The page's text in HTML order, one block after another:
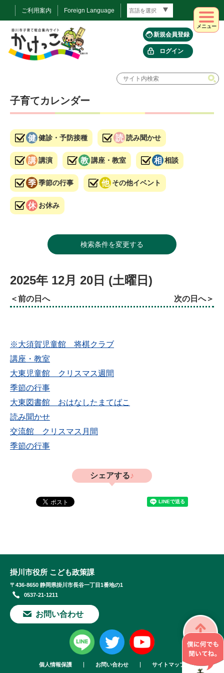
ご利用案内 Foreign Language
新規会員登録
ログイン
メニュー
子育てカレンダー
健診・予防接種 読み聞かせ
講演 講座・教室 相談
季節の行事 その他イベント
お休み
検索条件を変更する
2025年 12月 20日 (土曜日 )
前の日へ 次の日へ
※大須賀児童館 将棋クラブ
講座・教室
大東児童館 クリスマス週間
季節の行事
大東図書館 おはなしたまてばこ
読み聞かせ
交流館 クリスマス月間
季節の行事
シェアする
掛川市役所 こども政策課
〒436-8650 静岡県掛川市長谷一丁目1番地の1
0537-21-1211
お問い合わせ
個人情報保護 お問い合わせ サイトマップ